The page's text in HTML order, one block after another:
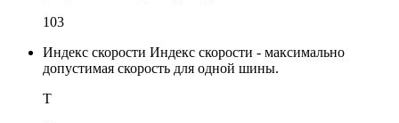
103
Индекс скорости Индекс скорости - максимально
допустимая скорость для одной шины.
T